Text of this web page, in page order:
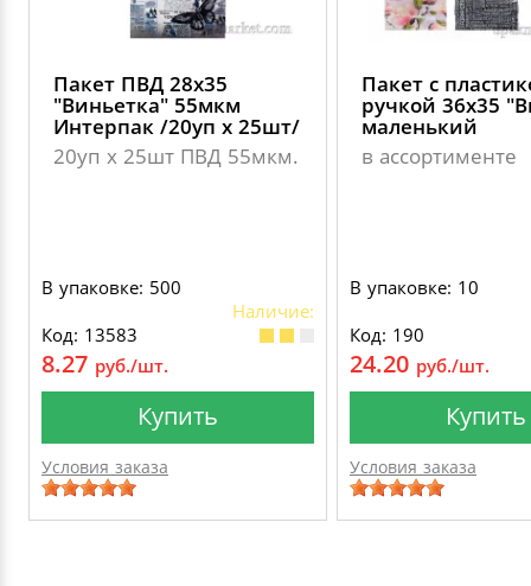
Пакет ПВД 28х35
"Виньетка" 55мкм
Интерпак /20уп х 25шт/
20уп х 25шт ПВД 55мкм.
В упаковке: 500
Наличие:
Код: 13583
8.27 руб./шт.
Купить
Условия заказа
Пакет с
ручкой 36х35
маленький
в ассортименте
В упаковке: 10
Код: 190
24.20 руб./шт.
Купить
Условия заказа